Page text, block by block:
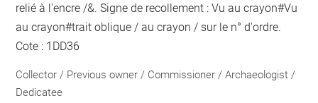
relié à l'encre /&. Signe de recollement :Vu au crayon#Vu
au crayon#trait oblique / au crayon / sur le n° d'ordre.
Cote : 1DD36
Collector / Previous owner / Commissioner / Archaeologist /
Dedicatee